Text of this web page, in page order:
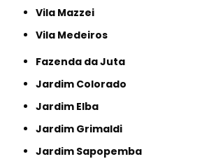
Vila Mazzei
Vila Medeiros
Fazenda da Juta
Jardim Colorado
Jardim Elba
Jardim Grimaldi
Jardim Sapopemba